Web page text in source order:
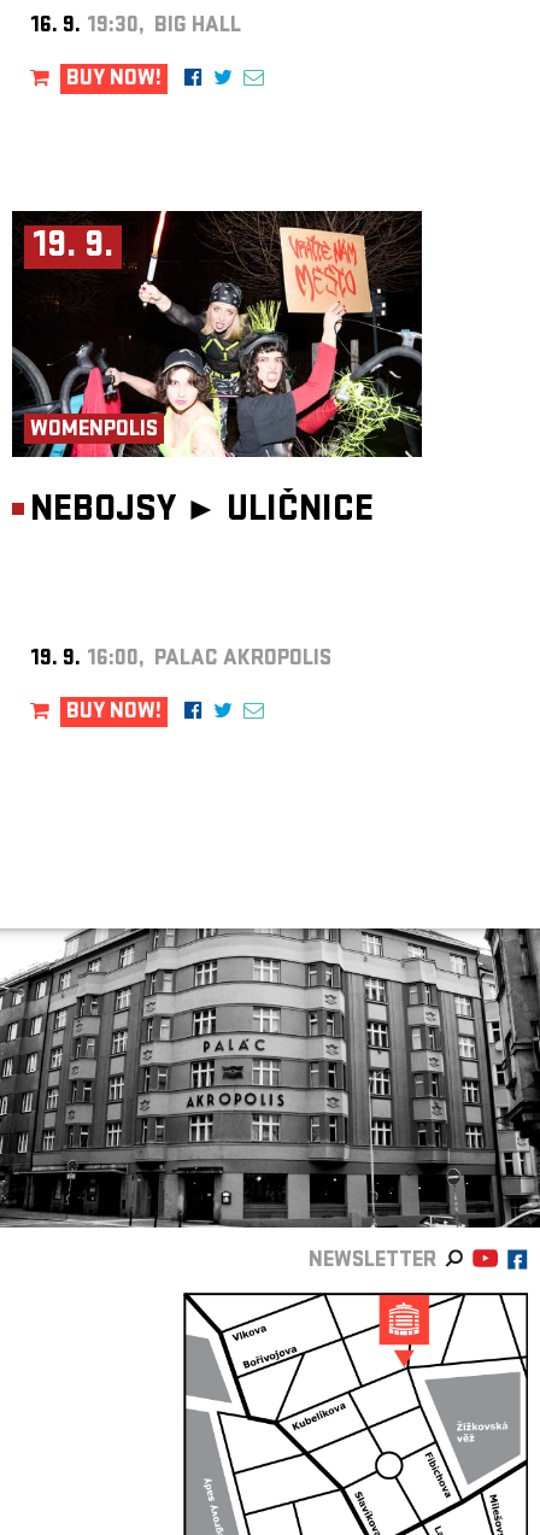
16. 9. 19:30, BIG HALL
BUY NOW!
19. 9.
WOMENPOLIS
NEBOJSY ► ULIČNICE
19. 9. 16:00, PALAC AKROPOLIS
BUY NOW!
NEWSLETTER